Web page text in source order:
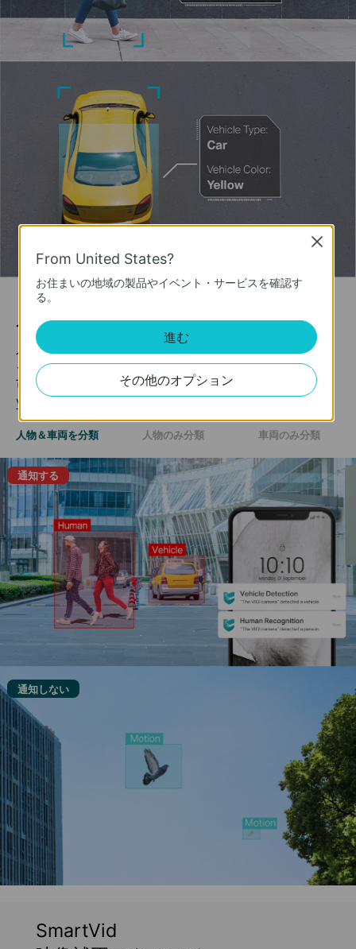
人物&車両の分類
人物/車両とその他の物体をスマートに区別することで、
イベント発生時にさらに高精度な通知を受け取ることが
可能です。
VIGI AIテクノロジーの詳細はこちら >>
人物＆車両を分類 人物のみ分類 車両のみ分類
通知する
通知しない
SmartVid
From United States?
お住まいの地域の製品やイベント・サービスを確認す
る。
進む
その他のオプション
Close